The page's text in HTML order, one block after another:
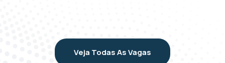
Veja Todas As Vagas